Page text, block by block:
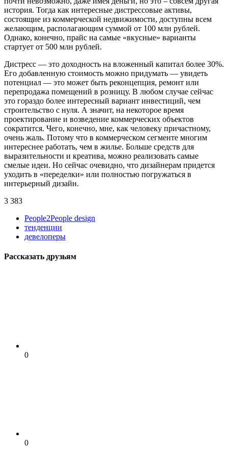
история. Тогда как интересные дистрессовые активы,
состоящие из коммерческой недвижимости, доступны всем
желающим, располагающим суммой от 100 млн рублей.
Однако, конечно, прайс на самые «вкусные» варианты
стартует от 500 млн рублей.
Дистресс — это доходность на вложенный капитал более 30%.
Его добавленную стоимость можно придумать — увидеть
потенциал — это может быть реконцепция, ремонт или
перепродажа помещений в розницу. В любом случае сейчас
это гораздо более интересный вариант инвестиций, чем
строительство с нуля. А значит, на некоторое время
проектирование и возведение коммерческих объектов
сократится. Чего, конечно, мне, как человеку причастному,
очень жаль. Потому что в коммерческом сегменте многим
интереснее работать, чем в жилье. Больше средств для
выразительности и креатива, можно реализовать самые
смелые идеи. Но сейчас очевидно, что дизайнерам придется
уходить в «переделки» или полностью погружаться в
интерьерный дизайн.
3 383
People2People design
тенденции
девелоперы
Рассказать друзьям
0
0